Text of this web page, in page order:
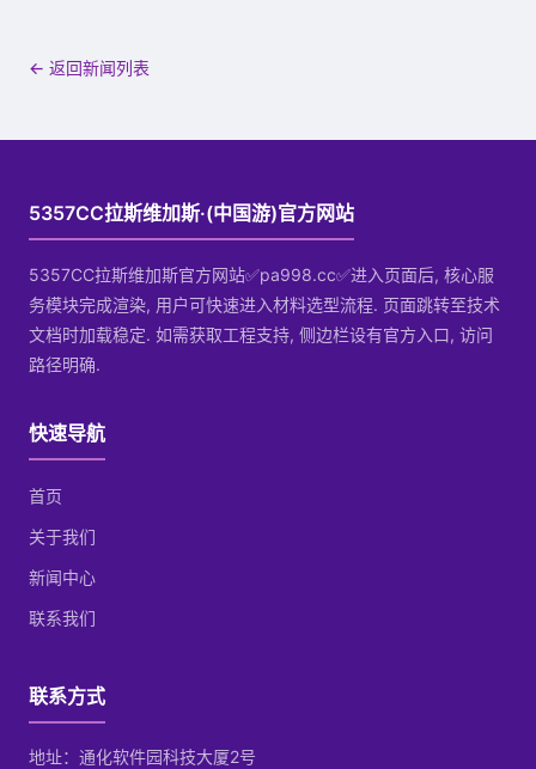
← 返回新闻列表
5357CC拉斯维加斯·(中国游)官方网站
5357CC拉斯维加斯官方网站✅pa998.cc✅进入页面后, 核心服
务模块完成渲染, 用户可快速进入材料选型流程. 页面跳转至技术
文档时加载稳定. 如需获取工程支持, 侧边栏设有官方入口, 访问
路径明确.
快速导航
首页
关于我们
新闻中心
联系我们
联系方式
地址：通化软件园科技大厦2号